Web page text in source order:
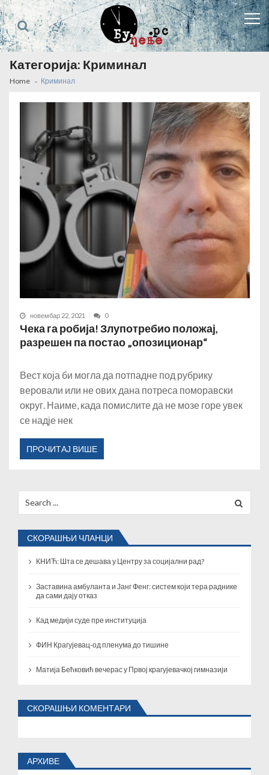
Skip
to
navigation
Skip
to
content
Категорија: Криминал
Home Криминал
новембар 22, 2021 0
Чека га робија! Злупотребио положај,
разрешен па постао „опозиционар“
Вест која би могла да потпадне под рубрику
веровали или не ових дана потреса поморавски
округ. Наиме, када помислите да не мозе горе увек
се надје нек
ПРОЧИТАЈ ВИШЕ
for:
СКОРАШЊИ ЧЛАНЦИ
КНИЋ: Шта се дешава у Центру за социјални рад?
Заставина амбуланта и Јанг Фенг: систем који тера раднике
да сами дају отказ
Кад медији суде пре институција
ФИН Крагујевац-од пленума до тишине
Матија Бећковић вечерас у Првој крагујевачкој гимназији
СКОРАШЊИ КОМЕНТАРИ
АРХИВЕ